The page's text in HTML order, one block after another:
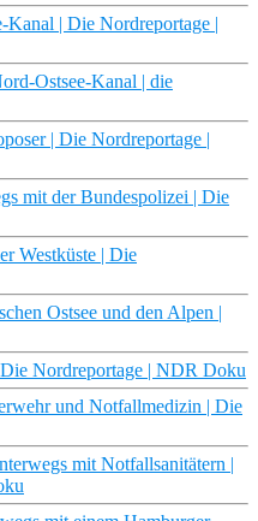
Kanal | Die Nordreportage |
Ostsee-Kanal | die
| Die Nordreportage |
mit der Bundespolizei | Die
Westküste | Die
Ostsee und den Alpen |
Nordreportage | NDR Doku
und Notfallmedizin | Die
mit Notfallsanitätern |